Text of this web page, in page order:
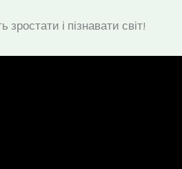
і пізнавати світ!